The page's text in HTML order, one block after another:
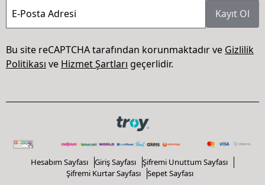
E-Posta Adresi Kayıt Ol
Bu site reCAPTCHA tarafından korunmaktadır ve Gizlilik
Politikası ve Hizmet Şartları geçerlidir.
Hesabım Sayfası Giriş Sayfası
Şifremi Unuttum Sayfası
Şifremi Kurtar Sayfası
Sepet Sayfası